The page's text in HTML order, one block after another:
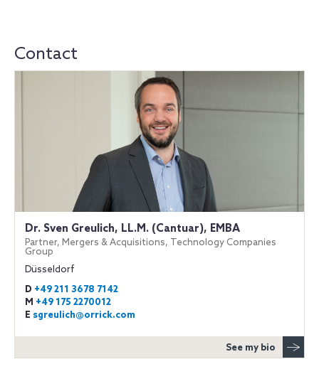
Contact
Dr. Sven Greulich, LL.M. (Cantuar), EMBA
Partner, Mergers & Acquisitions, Technology Companies
Group
Düsseldorf
D +49 211 3678 7142
M +49 175 2270012
E sgreulich@orrick.com
See my bio